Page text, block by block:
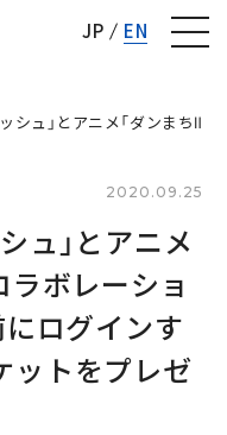
JP EN
シュ」とアニメ「ダンまちⅢ
2020.09.25
ュ」とアニメ
ラボレーショ
にログインす
ットをプレゼ